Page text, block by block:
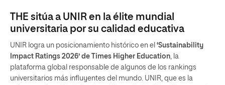
THE sitúa a UNIR en la élite mundial
universitaria por su calidad educativa
UNIR logra un posicionamiento histórico en el ‘Sustainability
Impact Ratings 2026’ de Times Higher Education, la
plataforma global responsable de algunos de los rankings
universitarios más influyentes del mundo. UNIR, que es la